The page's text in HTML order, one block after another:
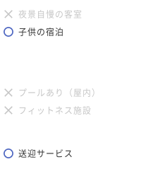
夜景自慢の客室
子供の宿泊
プールあり（屋内）
フィットネス施設
送迎サービス